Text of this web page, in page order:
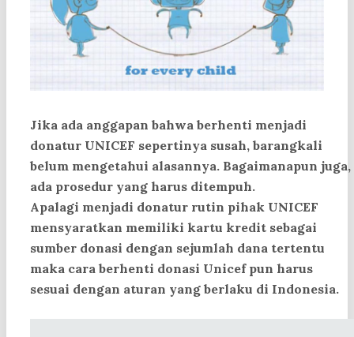
Jika ada anggapan bahwa berhenti menjadi
donatur UNICEF sepertinya susah, barangkali
belum mengetahui alasannya. Bagaimanapun juga,
ada prosedur yang harus ditempuh.
Apalagi menjadi donatur rutin pihak UNICEF
mensyaratkan memiliki kartu kredit sebagai
sumber donasi dengan sejumlah dana tertentu
maka cara berhenti donasi Unicef pun harus
sesuai dengan aturan yang berlaku di Indonesia.